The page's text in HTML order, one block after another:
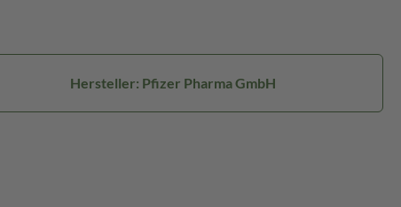
Hersteller: Pfizer Pharma GmbH